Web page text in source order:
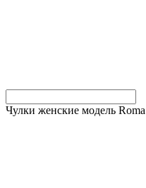
Чулки женские модель